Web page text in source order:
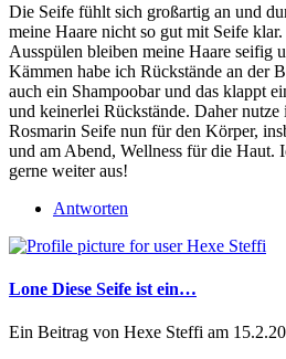
Die Seife fühlt sich großartig an und
meine Haare nicht so gut mit Seife
Ausspülen bleiben meine Haare seifig
Kämmen habe ich Rückstände an der
auch ein Shampoobar und das klappt
und keinerlei Rückstände. Daher
Rosmarin Seife nun für den Körper,
und am Abend, Wellness für die Haut.
gerne weiter aus!
Antworten
Lone Diese Seife ist ein…
Ein Beitrag von Hexe Steffi am